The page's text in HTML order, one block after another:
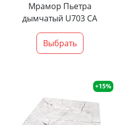
Мрамор Пьетра
дымчатый U703 CA
Выбрать
+15%